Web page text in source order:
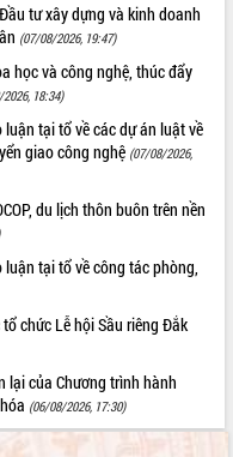
tư xây dựng và kinh doanh
(07/08/2026, 19:47)
học và công nghệ, thúc đẩy
18:34)
tại tổ về các dự án luật về
giao công nghệ (07/08/2026,
du lịch thôn buôn trên nền
tại tổ về công tác phòng,
chức Lễ hội Sầu riêng Đắk
lại của Chương trình hành
(06/08/2026, 17:30)